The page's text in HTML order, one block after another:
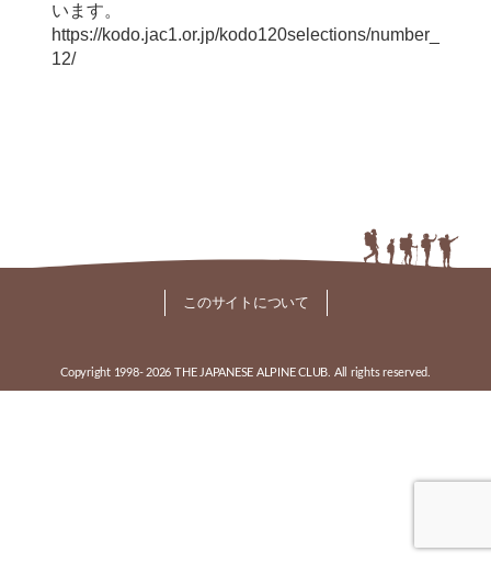
います。
https://kodo.jac1.or.jp/kodo120selections/number_
12/
このサイトについて
Copyright 1998- 2026 THE JAPANESE ALPINE CLUB. All rights reserved.